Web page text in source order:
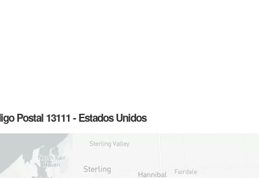
Postal 13111 - Estados Unidos